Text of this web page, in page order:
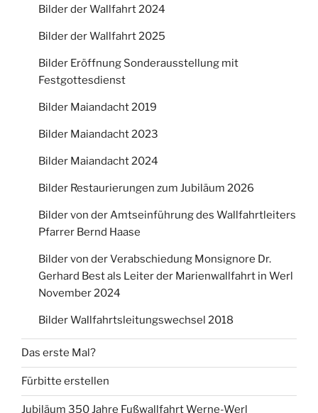
Bilder der Wallfahrt 2024
Bilder der Wallfahrt 2025
Bilder Eröffnung Sonderausstellung mit
Festgottesdienst
Bilder Maiandacht 2019
Bilder Maiandacht 2023
Bilder Maiandacht 2024
Bilder Restaurierungen zum Jubiläum 2026
Bilder von der Amtseinführung des Wallfahrtleiters
Pfarrer Bernd Haase
Bilder von der Verabschiedung Monsignore Dr.
Gerhard Best als Leiter der Marienwallfahrt in Werl
November 2024
Bilder Wallfahrtsleitungswechsel 2018
Das erste Mal?
Fürbitte erstellen
Jubiläum 350 Jahre Fußwallfahrt Werne-Werl